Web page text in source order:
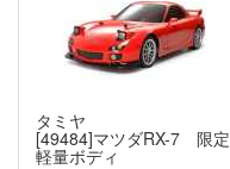
タミヤ
[49484]マツダRX-7 限定
軽量ボディ